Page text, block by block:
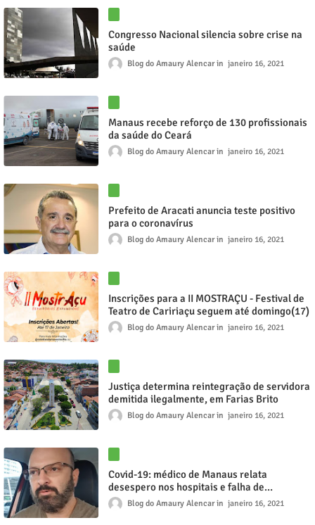
Congresso Nacional silencia sobre crise na
saúde
Blog do Amaury Alencar janeiro 16, 2021
Manaus recebe reforço de 130 profissionais
da saúde do Ceará
Blog do Amaury Alencar janeiro 16, 2021
Prefeito de Aracati anuncia teste positivo
para o coronavírus
Blog do Amaury Alencar janeiro 16, 2021
Inscrições para a II MOSTRAÇU - Festival de
Teatro de Caririaçu seguem até domingo(17)
Blog do Amaury Alencar janeiro 16, 2021
Justiça determina reintegração de servidora
demitida ilegalmente, em Farias Brito
Blog do Amaury Alencar janeiro 16, 2021
Covid-19: médico de Manaus relata
desespero nos hospitais e falha de
"tratamentos precoces"
Blog do Amaury Alencar janeiro 16, 2021